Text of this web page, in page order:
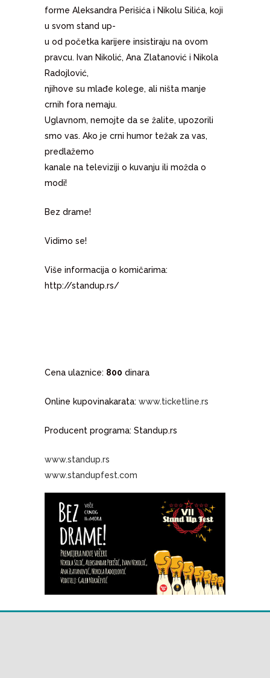
forme Aleksandra Perišića i Nikolu Silića, koji
u svom stand up-
u od početka karijere insistiraju na ovom
pravcu. Ivan Nikolić, Ana Zlatanović i Nikola
Radojlović,
njihove su mlađe kolege, ali ništa manje
crnih fora nemaju.
Uglavnom, nemojte da se žalite, upozorili
smo vas. Ako je crni humor težak za vas,
predlažemo
kanale na televiziji o kuvanju ili možda o
modi!
Bez drame!
Vidimo se!
Više informacija o komičarima:
http://standup.rs/
Cena ulaznice: 800 dinara
Online kupovinakarata: www.ticketline.rs
Producent programa: Standup.rs
www.standup.rs
www.standupfest.com